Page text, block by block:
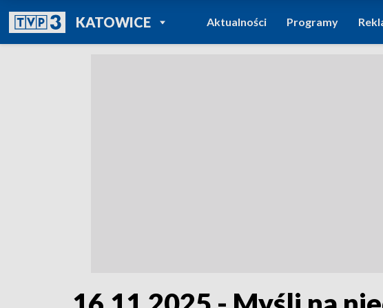
KATOWICEPOWRÓT DO
TVP REGIONY
Aktualności Programy